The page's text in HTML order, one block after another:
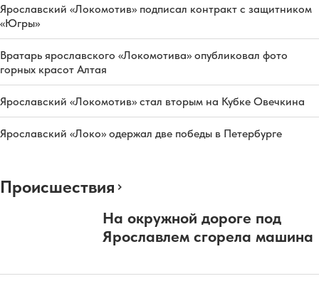
Ярославский «Локомотив» подписал контракт с защитником
«Югры»
Вратарь ярославского «Локомотива» опубликовал фото
горных красот Алтая
Ярославский «Локомотив» стал вторым на Кубке Овечкина
Ярославский «Локо» одержал две победы в Петербурге
Происшествия
На окружной дороге под
Ярославлем сгорела машина